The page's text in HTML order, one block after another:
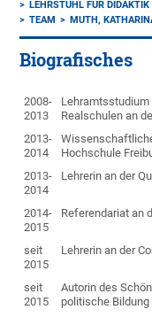
LEHRSTUHL FÜR
TEAM
MUTH,
Biografisches
2008-
2013
Realschulen an
2013-
2014
Hochschule
2013-
2014
Lehrerin an der
2014-
2015
Referendariat an
seit
2015
Lehrerin an der
seit
2015
Autorin des
politische Bildung